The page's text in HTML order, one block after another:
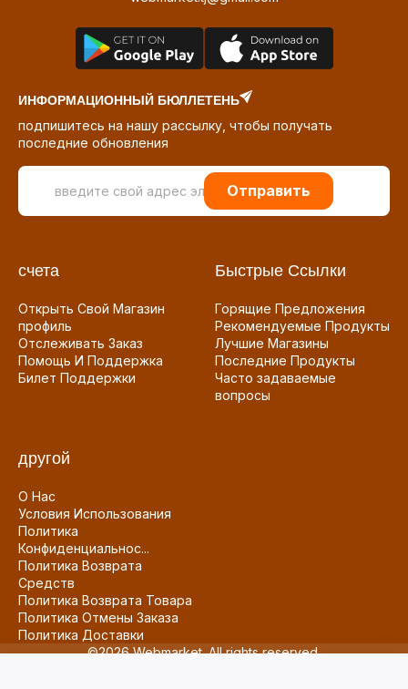
ИНФОРМАЦИОННЫЙ БЮЛЛЕТЕНЬ
подпишитесь на нашу рассылку, чтобы получать
последние обновления
Отправить
счета
Открыть Свой Магазин
профиль
Отслеживать Заказ
Помощь И Поддержка
Билет Поддержки
Быстрые Ссылки
Горящие Предложения
Рекомендуемые Продукты
Лучшие Магазины
Последние Продукты
Часто задаваемые
вопросы
другой
О Нас
Условия Использования
Политика
Конфиденциальнос...
Политика Возврата
Средств
Политика Возврата Товара
Политика Отмены Заказа
Политика Доставки
©2026 Webmarket. All rights reserved.